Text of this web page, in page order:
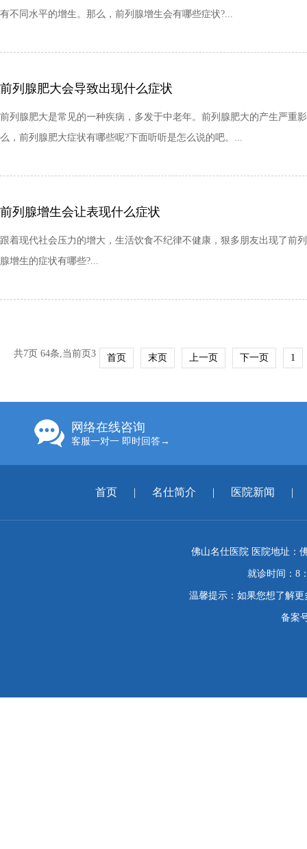
有不同水平的增生。那么，前列腺增生会有哪些症状?...
前列腺肥大会导致出现什么症状
前列腺肥大是常见的一种疾病，多发于中老年。前列腺肥大的产生严重
么，前列腺肥大症状有哪些呢?下面听听是怎么说的吧。...
前列腺增生会让表现什么症状
跟着现代社会压力的增大，生活饮食不纪律不健康，狠多朋友出现了前
腺增生的症状有哪些?...
共7页 64条,当前页3 首页 末页 上一页 下一页 1
网络在线咨询
客服一对一 即时回答→
首页 | 名仕简介 | 医院新闻 |
佛山名仕医院 医院地址：
就诊时间：8
温馨提示：如果您想了解
备案